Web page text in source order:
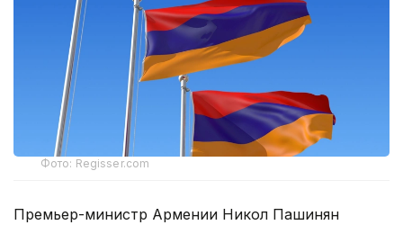
Фото: Regisser.com
Премьер-министр Армении Никол Пашинян